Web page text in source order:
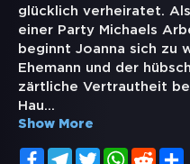
glücklich verheiratet.
einer Party Michaels
beginnt Joanna sich zu
Ehemann und der
zärtliche Vertrautheit
Hau...
Show More
FacebookTelegramTwitterWhatsApp